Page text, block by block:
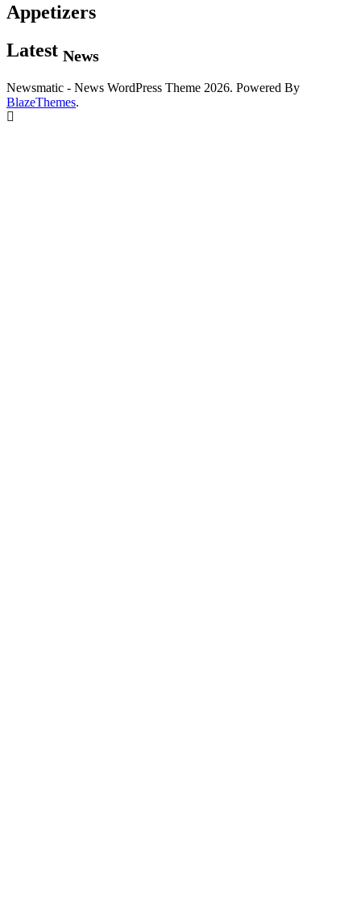
Appetizers
Latest News
Newsmatic - News WordPress Theme 2026. Powered By
BlazeThemes.